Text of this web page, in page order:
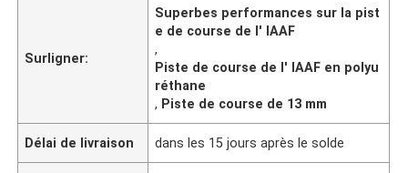
Surligner:
Superbes performances sur la pist
e de course de l' IAAF
,
Piste de course de l' IAAF en polyu
réthane
, Piste de course de 13 mm
Délai de livraison dans les 15 jours après le solde